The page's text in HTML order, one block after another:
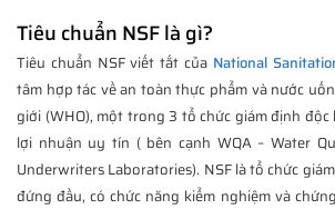
Tiêu chuẩn NSF là gì?
Tiêu chuẩn NSF viết tắt của National
tâm hợp tác về an toàn thực phẩm và nước
giới (WHO), một trong 3 tổ chức giám định
lợi nhuận uy tín ( bên cạnh WQA – Water
Underwriters Laboratories). NSF là tổ chức
đứng đầu, có chức năng kiểm nghiệm và